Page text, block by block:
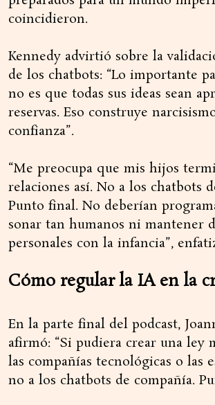
coincidieron.
Kennedy advirtió sobre la
de los chatbots: “Lo importante
no es que todas sus ideas sean
reservas. Eso construye
confianza”.
“Me preocupa que mis hijos
relaciones así. No a los chatbots
Punto final. No deberían
sonar tan humanos ni mantener
personales con la infancia”,
Cómo regular la IA en la
En la parte final del podcast,
afirmó: “Si pudiera crear una ley
las compañías tecnológicas o las
no a los chatbots de compañía.